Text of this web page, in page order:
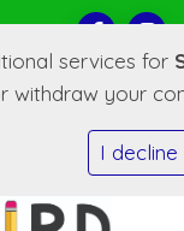
services for
withdraw your
I decline